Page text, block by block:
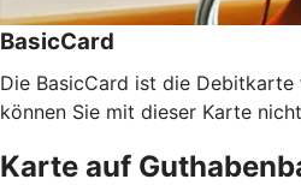
BasicCard
Die BasicCard ist die
können Sie mit dieser Karte
Karte auf